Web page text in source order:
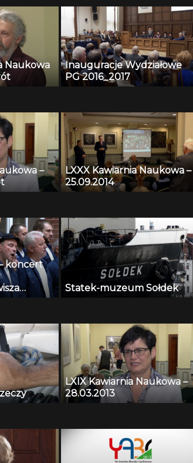
wieku – historia i stan
obecny
Naukowa
Inauguracje Wydziałowe
PG 2016_2017
–
LXXX Kawiarnia Naukowa –
25.09.2014
koncert
Statek-muzeum Sołdek
LXIX Kawiarnia Naukowa –
28.03.2013